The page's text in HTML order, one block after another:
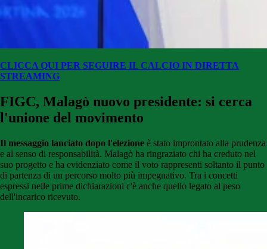
CLICCA QUI PER SEGUIRE IL CALCIO IN DIRETTA
STREAMING
FIGC, Malagò nuovo presidente: si cerca
l'unione del movimento
Il messaggio lanciato dopo l'elezione è stato improntato alla prudenza
e al senso di responsabilità. Malagò ha ringraziato chi ha creduto nel
suo progetto e ha evidenziato come il voto rappresenti soltanto il punto
di partenza di un percorso molto più impegnativo. Tra i concetti
espressi nelle prime dichiarazioni c'è anche quello legato al peso
dell'incarico ricevuto.